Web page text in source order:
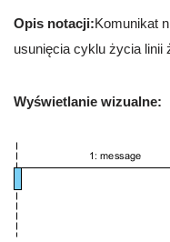
Opis notacji:Komunikat
usunięcia cyklu życia linii
Wyświetlanie wizualne: